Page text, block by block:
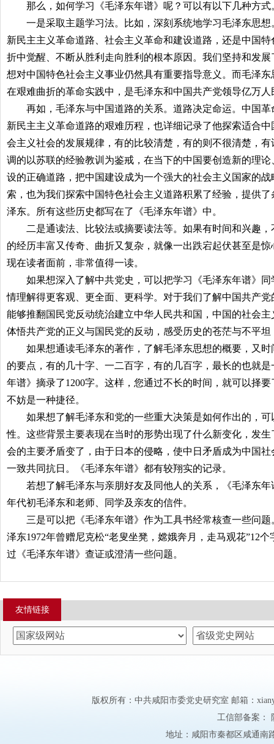
那么，如何学习《毛泽东年谱》呢？可以有以下几种方式
一是采取主题学习法。比如，深刻系统地学习毛泽东思想
新民主主义革命道路、社会主义革命和建设道路，还是中国
折中觉醒、不断从胜利走向胜利的根本原因。我们坚持和发
想对中国特色社会主义事业仍然具有重要指导意义。而毛泽
在艰难曲折的革命实践中，是毛泽东和中国共产党领导亿万
再如，毛泽东与中国道路的关系。道路决定命运。中国革
新民主主义革命道路的艰难历程，也详细记录了他探索适合
会主义社会的发展规律，有的比较清楚，有的则不很清楚，
调的以苏联的经验教训为鉴戒，在当下的中国要创造新的理
设的正确道路，把中国建设成为一个强大的社会主义国家的
索，也为我们探索中国特色社会主义道路积累了经验，提供
泽东。所有这些历史都写在了《毛泽东年谱》中。
二是通读法、比较法或摘要读法等。如果有时间和兴趣，
的经历丰富又传奇、曲折又复杂，就像一出跌宕起伏甚至是
现在读者面前，非常值得一读。
如果想深入了解中共党史，可以把学习《毛泽东年谱》同
情理解得更客观、更全面、更科学。对于我们了解中国共产
能够推翻国民党反动统治建立中华人民共和国，中国的社会
体悟共产党的正义与国民党的反动，感受历史的苍茫与不平
如果想通读毛泽东的著作，了解毛泽东思想的概要，又时
的要点，有的几十字、一二百字，有的几百字，最长的也就是
年谱》摘录了1200字。这样，您通过不长的时间，就可以择
不妨是一种捷径。
如果想了解毛泽东和党的一些重大决策是如何作出的，可
性。这些背景主要表现在当时的形势出现了什么新变化，发
会的主要矛盾变了，由于日本的侵略，使中日矛盾成为中国
一致共同抗日。《毛泽东年谱》都有较翔实的记录。
若想了解毛泽东与亲朋好友及同他人的关系，《毛泽东年
年代初毛泽东和老师、同学及亲友的信件。
三是可以把《毛泽东年谱》作为工具书经常核查一些问题
泽东1972年曾赠尼克松“老叟坐凳，嫦娥奔月，走马观花”12个
过《毛泽东年谱》查证或澄清一些问题。
友情链接
版权所有：中共咸阳市委党史研究室 邮箱：
工信部备案：
地址：咸阳市秦都区咸通南